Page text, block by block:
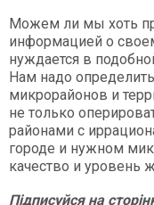
Можем ли мы хоть
информацией о
нуждается в
Нам надо
микрорайонов и
не только
районами с
городе и нужном
качество и уровень
Підписуйся на